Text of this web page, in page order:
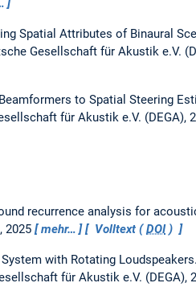
Spatial Attributes of Binaural
Gesellschaft für Akustik e.V.
to Spatial Steering
für Akustik e.V. (DEGA),
recurrence analysis for
2025 mehr… Volltext (DOI)
with Rotating Loudspeakers.
für Akustik e.V. (DEGA),